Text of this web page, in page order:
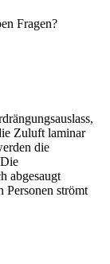
Fragen?
Zuluft laminar
die
abgesaugt
Personen strömt